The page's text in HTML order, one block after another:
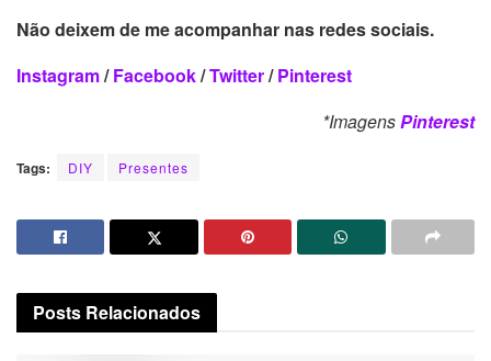
Não deixem de me acompanhar nas redes sociais.
Instagram/Facebook/Twitter/Pinterest
*ImagensPinterest
Tags: DIY Presentes
Posts Relacionados